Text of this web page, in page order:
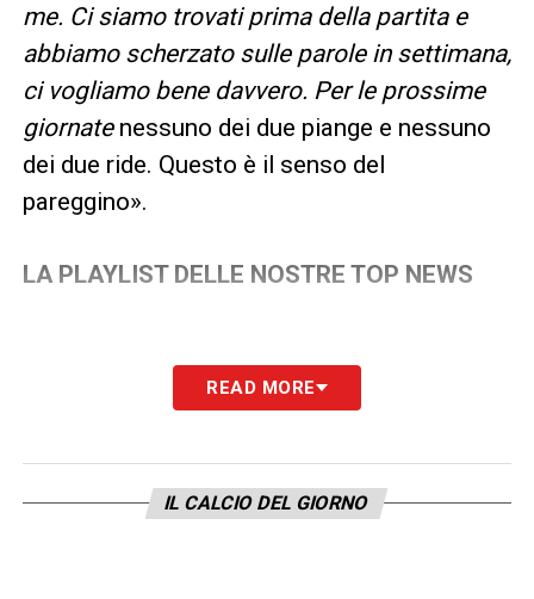
me. Ci siamo trovati prima della partita e
abbiamo scherzato sulle parole in settimana,
ci vogliamo bene davvero. Per le prossime
giornatenessuno dei due piange e nessuno
dei due ride. Questo è il senso del
pareggino».
LA PLAYLIST DELLE NOSTRE TOP NEWS
READ MORE
IL CALCIO DEL GIORNO